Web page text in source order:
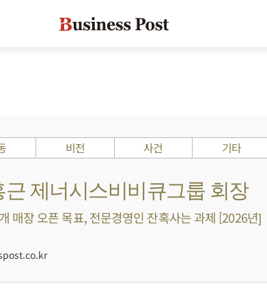
비전 사건 기타
근 제너시스비비큐그룹 회장
매장 오픈 목표, 전문경영인 잔혹사는 과제 [2026년]